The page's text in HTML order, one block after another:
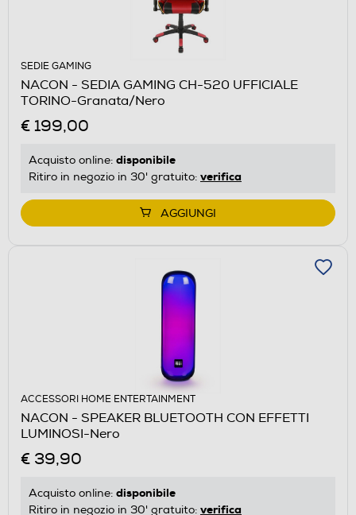
SEDIE GAMING
NACON - SEDIA GAMING CH-520 UFFICIALE
TORINO-Granata/Nero
€ 199,00
Acquisto online: disponibile
Ritiro in negozio in 30' gratuito: verifica
AGGIUNGI
ACCESSORI HOME ENTERTAINMENT
NACON - SPEAKER BLUETOOTH CON EFFETTI
LUMINOSI-Nero
€ 39,90
Acquisto online: disponibile
Ritiro in negozio in 30' gratuito: verifica